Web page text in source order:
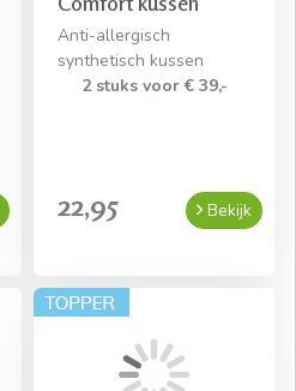
Anti-allergisch
synthetisch kussen
2 stuks voor € 39,-
22,95 Bekijk